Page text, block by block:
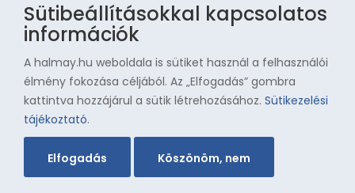
Szarka Zoltán portré
Sütibeállításokkal kapcsolatos
információk
A halmay.hu weboldala is sütiket használ a felhasználói
élmény fokozása céljából. Az „Elfogadás” gombra
kattintva hozzájárul a sütik létrehozásához.Sütikezelési
tájékoztató.
Elfogadás Köszönöm, nem